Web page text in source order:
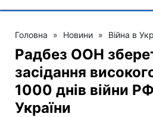
Головна » Новини » Війна в
Радбез ООН
засідання
1000 днів війни
України